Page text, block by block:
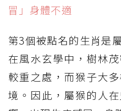
冒」身體不適
第3個被點名的生肖是
在風水玄學中，樹林
較重之處，而猴子大
境。因此，屬猴的人